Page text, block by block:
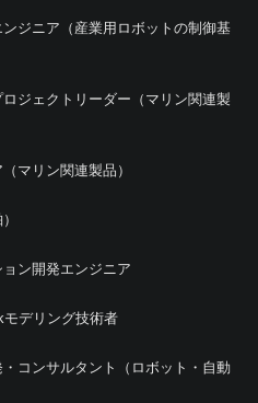
ンジニア（産業用ロボットの制御基
ジェクトリーダー（マリン関連製
マリン関連製品）
ョン開発エンジニア
モデリング技術者
コンサルタント（ロボット・自動